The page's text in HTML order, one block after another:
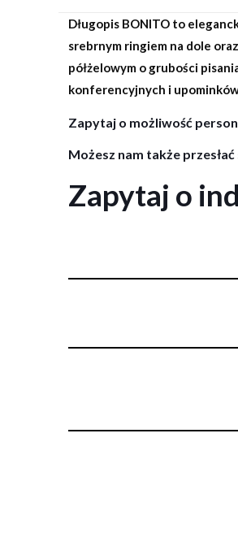
Długopis BONITO to
srebrnym ringiem na dole
półżelowym o grubości
konferencyjnych i
Zapytaj o możliwość
Możesz nam także
Zapytaj o